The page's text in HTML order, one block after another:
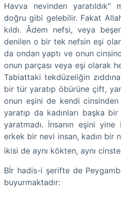
Havva nevinden yaratıldık"
doğru gibi gelebilir. Fakat
kıldı. Âdem nefsi, veya
denilen o bir tek nefsin eşi
da ondan yaptı ve onun
onun parçası veya eşi olarak
Tabiattaki tekdüzeliğin
bir tür yaratıp öbürüne çift,
onun eşini de kendi cinsinden
yaratıp da kadınları başka
yaratmadı. İnsanın eşini
erkek bir nevi insan, kadın bir
ikisi de aynı kökten, aynı
Bİr hadis-i şerifte de
buyurmaktadır: